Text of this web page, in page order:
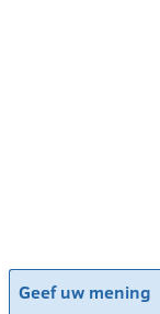
Geef uw mening